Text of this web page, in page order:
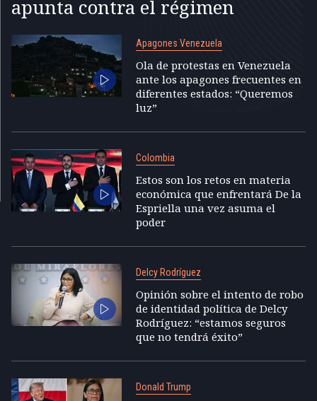
apunta contra el régimen
Apagones Venezuela
Ola de protestas en Venezuela
ante los apagones frecuentes en
diferentes estados: “Queremos
luz”
Colombia
Estos son los retos en materia
económica que enfrentará De la
Espriella una vez asuma el
poder
Delcy Rodríguez
Opinión sobre el intento de robo
de identidad política de Delcy
Rodríguez: “estamos seguros
que no tendrá éxito”
Donald Trump